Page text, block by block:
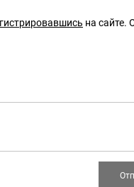
на сайте.